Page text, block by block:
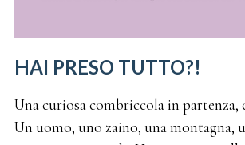
HAI PRESO TUTTO?!
Una curiosa combriccola in partenza,
Un uomo, uno zaino, una montagna,